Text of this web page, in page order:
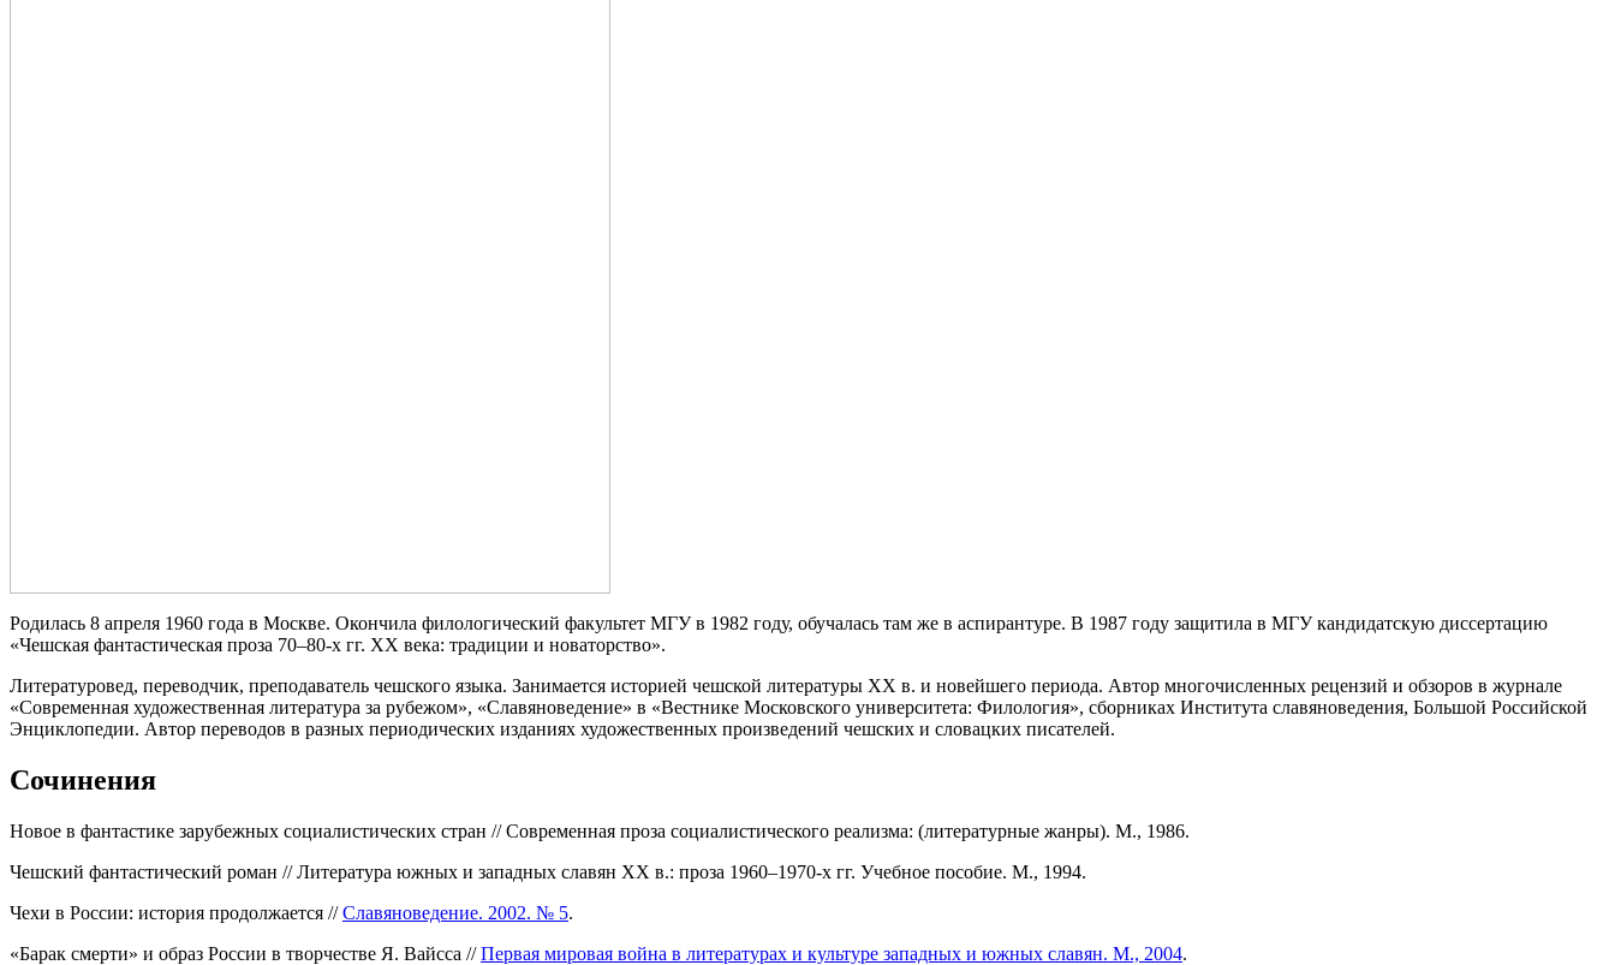
Родилась 8 апреля 1960 года в Москве. Окончила филологический факультет МГУ в 1982 году, обучалась там же в аспирантуре. В 1987 году защитила в МГУ кандидатскую диссертацию
«Чешская фантастическая проза 70–80-х гг. ХХ века: традиции и новаторство».
Литературовед, переводчик, преподаватель чешского языка. Занимается историей чешской литературы ХХ в. и новейшего периода. Автор многочисленных рецензий и обзоров в журнале
«Современная художественная литература за рубежом», «Славяноведение» в «Вестнике Московского университета: Филология», сборниках Института славяноведения, Большой Российской
Энциклопедии. Автор переводов в разных периодических изданиях художественных произведений чешских и словацких писателей.
Сочинения
Новое в фантастике зарубежных социалистических стран // Современная проза социалистического реализма: (литературные жанры). М., 1986.
Чешский фантастический роман // Литература южных и западных славян ХХ в.: проза 1960–1970-х гг. Учебное пособие. М., 1994.
Чехи в России: история продолжается //Славяноведение. 2002. № 5.
«Барак смерти» и образ России в творчестве Я. Вайсса //Первая мировая война в литературах и культуре западных и южных славян. М., 2004.